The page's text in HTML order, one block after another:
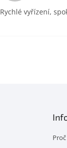
Rychlé vyřízení,